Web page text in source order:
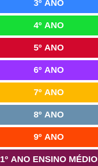
3º ANO
4º ANO
5º ANO
6º ANO
7º ANO
8º ANO
9º ANO
1º ANO ENSINO MÉDIO